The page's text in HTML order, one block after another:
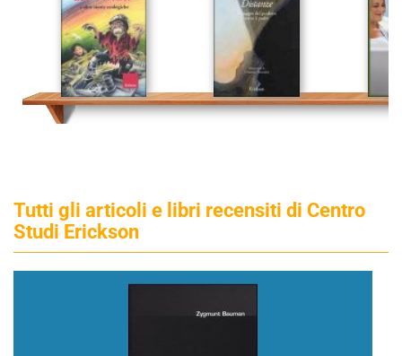
Tutti gli articoli e libri recensiti di Centro
Studi Erickson